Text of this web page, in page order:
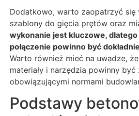
Dodatkowo, warto zaopatrzyć się
szablony do gięcia prętów oraz
wykonanie jest kluczowe, dlatego
połączenie powinno być
Warto również mieć na uwadze,
materiały i narzędzia powinny być
obowiązującymi normami
Podstawy